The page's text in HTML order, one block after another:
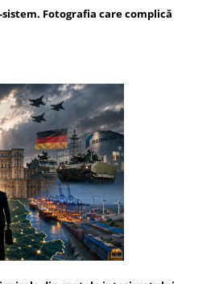
Fotografia care complică